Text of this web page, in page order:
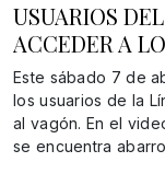
USUARIOS
ACCEDER A
Este sábado 7 de
los usuarios de la
al vagón. En el
se encuentra